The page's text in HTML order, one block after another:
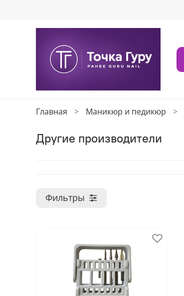
Главная Маникюр и педикюр
Другие производители
Фильтры